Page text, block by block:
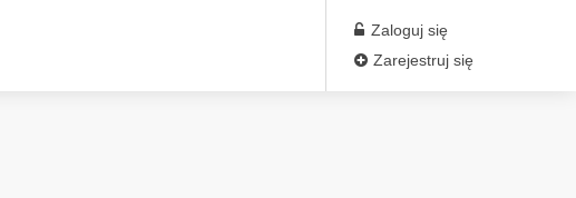
Zaloguj się
Zarejestruj się